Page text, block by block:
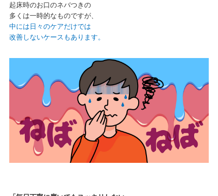
起床時のお口のネバつきの
多くは一時的なものですが、
中には日々のケアだけでは
改善しないケースもあります。